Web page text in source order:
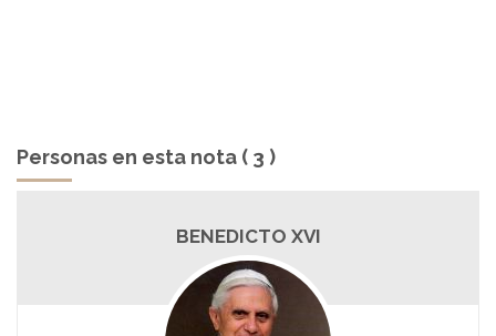
Personas en esta nota ( 3 )
PAPA FRANCISCO